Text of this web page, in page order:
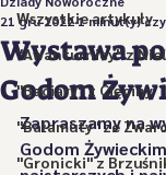
Wszystkie artykuły
"Awanturnicy" z
"Baciary" z Cięciny
"Bałamuty" ze
"Gronicki" z
Wystawa
Godom
21 gru 20221 minut(y)
Zapraszamy na
Godom